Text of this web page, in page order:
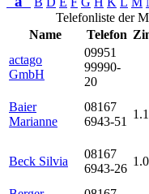
Telefonliste der
Name
Telefon
actago
GmbH
09951
99990-
20
Baier
Marianne
08167
6943-51
Beck Silvia
08167
6943-26